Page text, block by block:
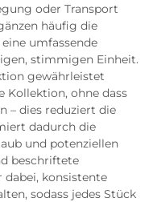
oder Transport
häufig die
umfassende
stimmigen Einheit.
gewährleistet
Kollektion, ohne dass
– dies reduziert die
dadurch die
und potenziellen
beschriftete
konsistente
sodass jedes Stück